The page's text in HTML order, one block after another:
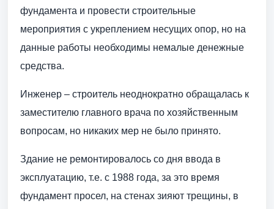
фундамента и провести строительные
мероприятия с укреплением несущих опор, но на
данные работы необходимы немалые денежные
средства.
Инженер – строитель неоднократно обращалась к
заместителю главного врача по хозяйственным
вопросам, но никаких мер не было принято.
Здание не ремонтировалось со дня ввода в
эксплуатацию, т.е. с 1988 года, за это время
фундамент просел, на стенах зияют трещины, в